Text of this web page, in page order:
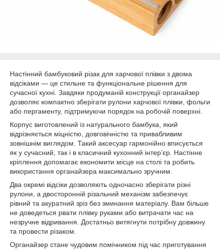
Настінний бамбуковий різак для харчової плівки з двома
відсіками — це стильне та функціональне рішення для
сучасної кухні. Завдяки продуманій конструкції органайзер
дозволяє компактно зберігати рулони харчової плівки, фольги
або пергаменту, підтримуючи порядок на робочій поверхні.
Корпус виготовлений із натурального бамбука, який
відрізняється міцністю, довговічністю та привабливим
зовнішнім виглядом. Такий аксесуар гармонійно вписується
як у сучасний, так і в класичний кухонний інтер’єр. Настінне
кріплення допомагає економити місце на столі та робить
використання органайзера максимально зручним.
Два окремі відсіки дозволяють одночасно зберігати різні
рулони, а двосторонній різальний механізм забезпечує
рівний та акуратний зріз без зминання матеріалу. Вам більше
не доведеться рвати плівку руками або витрачати час на
незручне відривання. Достатньо витягнути потрібну довжину
та провести різаком.
Органайзер стане чудовим помічником під час приготування